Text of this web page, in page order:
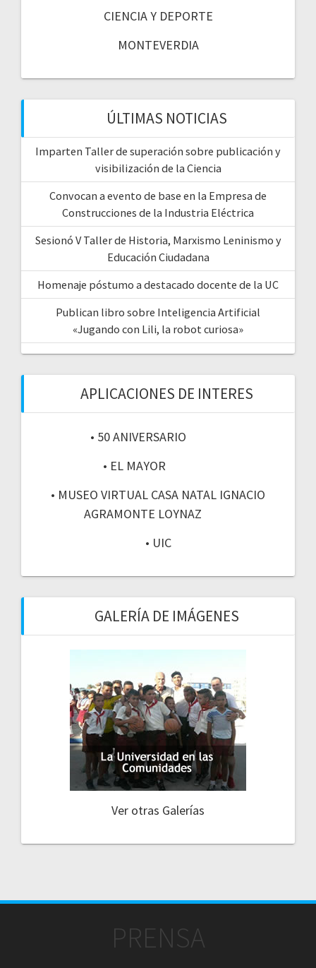
CIENCIA Y DEPORTE
MONTEVERDIA
ÚLTIMAS NOTICIAS
Imparten Taller de superación sobre publicación y
visibilización de la Ciencia
Convocan a evento de base en la Empresa de
Construcciones de la Industria Eléctrica
Sesionó V Taller de Historia, Marxismo Leninismo y
Educación Ciudadana
Homenaje póstumo a destacado docente de la UC
Publican libro sobre Inteligencia Artificial
«Jugando con Lili, la robot curiosa»
APLICACIONES DE INTERES
• 50 ANIVERSARIO
• EL MAYOR
• MUSEO VIRTUAL CASA NATAL IGNACIO
AGRAMONTE LOYNAZ
• UIC
GALERÍA DE IMÁGENES
Ver otras Galerías
PRENSA